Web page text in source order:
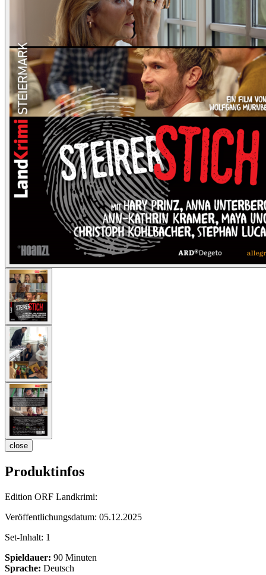
close
Produktinfos
Edition ORF Landkrimi:
Veröffentlichungsdatum: 05.12.2025
Set-Inhalt: 1
Spieldauer: 90 Minuten
Sprache: Deutsch